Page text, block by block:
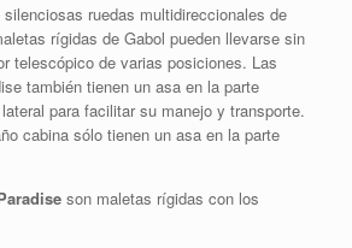
ruedas multidireccionales de
rígidas de Gabol pueden llevarse sin
telescópico de varias posiciones. Las
también tienen un asa en la parte
para facilitar su manejo y transporte.
cabina sólo tienen un asa en la parte
son maletas rígidas con los